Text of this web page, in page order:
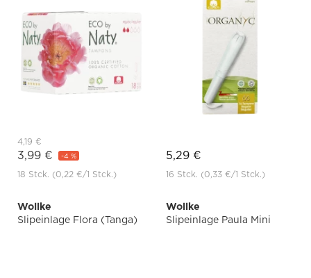
4,19 €
3,99 € -4 %
18 Stck. (0,22 €/1 Stck.)
5,29 €
16 Stck. (0,33 €/1 Stck.)
Wollke
Slipeinlage Flora (Tanga)
Wollke
Slipeinlage Paula Mini